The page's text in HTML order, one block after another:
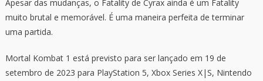
Apesar das mudanças, o Fatality de Cyrax ainda é um Fatality
muito brutal e memorável. É uma maneira perfeita de terminar
uma partida.
Mortal Kombat 1 está previsto para ser lançado em 19 de
setembro de 2023 para PlayStation 5, Xbox Series X|S, Nintendo